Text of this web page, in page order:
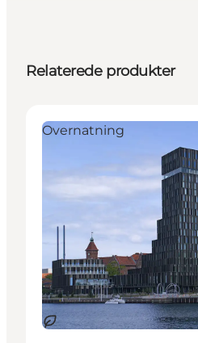
Relaterede produkter
Bæredygtige oplevelser
Overnatning